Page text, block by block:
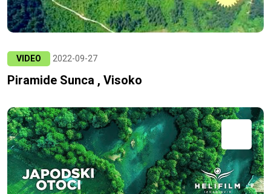
VIDEO 2022-09-27
Piramide Sunca , Visoko